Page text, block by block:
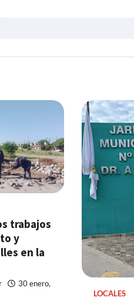
trabajos
y
en la
30 enero,
LOCALES